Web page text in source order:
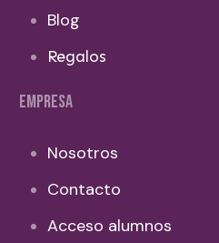
Blog
Regalos
EMPRESA
Nosotros
Contacto
Acceso alumnos